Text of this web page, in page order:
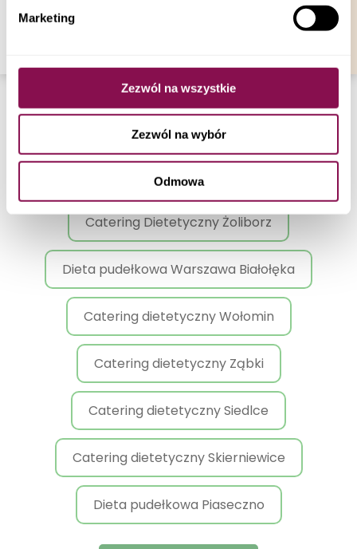
korzystając z możliwości zarządzania ustawieniami
plików cookies a także poprzez zmianę ustawień
Marketing
Zezwól na wszystkie
Zezwól na wybór
Odmowa
Catering Dietetyczny Warszawa Praga-
Południe
Catering Dietetyczny Warszawa Mokotów
Catering Dietetyczny Żoliborz
Dieta pudełkowa Warszawa Białołęka
Catering dietetyczny Wołomin
Catering dietetyczny Ząbki
Catering dietetyczny Siedlce
Catering dietetyczny Skierniewice
Dieta pudełkowa Piaseczno